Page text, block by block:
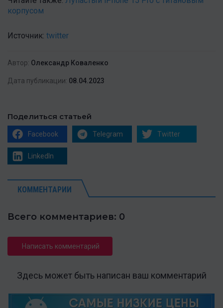
корпусом
Источник: twitter
Автор: Олександр Коваленко
Дата публикации: 08.04.2023
Поделиться статьей
Facebook Telegram Twitter
LinkedIn
КОММЕНТАРИИ
Всего комментариев: 0
Написать комментарий
Здесь может быть написан ваш комментарий